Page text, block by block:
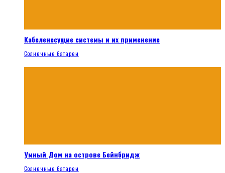
Кабеленесущие системы и их применение
Солнечные батареи
Умный Дом на острове Бейнбридж
Солнечные батареи